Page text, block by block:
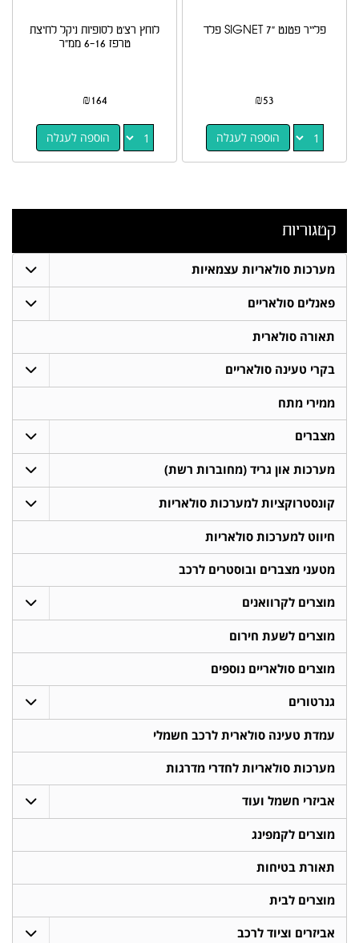
פלייר פטנט "7 SIGNET פלד
₪53
הוספה לעגלה
לוחץ רצ'ט לסופיות ניקל לחיצת
טרפז 6-16 ממ"ר
₪164
הוספה לעגלה
קטגוריות
מערכות סולאריות עצמאיות
פאנלים סולאריים
תאורה סולארית
בקרי טעינה סולאריים
ממירי מתח
מצברים
מערכות און גריד (מחוברות רשת)
קונסטרוקציות למערכות סולאריות
חיווט למערכות סולאריות
מטעני מצברים ובוסטרים לרכב
מוצרים לקרוואנים
מוצרים לשעת חירום
מוצרים סולאריים נוספים
גנרטורים
עמדת טעינה סולארית לרכב חשמלי
מערכות סולאריות לחדרי מדרגות
אביזרי חשמל ועוד
מוצרים לקמפינג
תאורת בטיחות
מוצרים לבית
אביזרים וציוד לרכב